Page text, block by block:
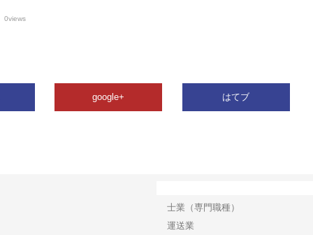
0views
google+ はてブ
士業（専門職種）
運送業